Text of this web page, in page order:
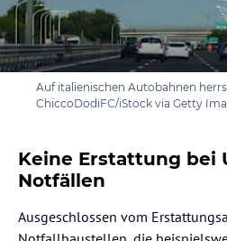
Auf italienischen Autobahnen
ChiccoDodiFC/iStock via Getty
Keine Erstattung bei
Notfällen
Ausgeschlossen vom